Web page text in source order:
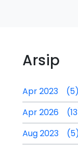
Arsip
Apr 2023 (5)
Apr 2026
Aug 2023